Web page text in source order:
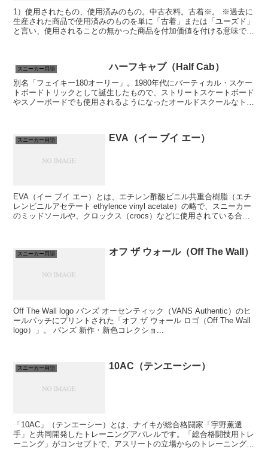
1）使用されたもの、使用済みのもの。中古衣料。古着※。 ※過去に
生産された商品で使用済みのものを単に「古着」または「ユーズド」
と言い、使用されることの無かった商品を付加価値を付ける意味で
スニーカー用語 ハーフキャブ（Half Cab）
別名「フェイキー180オーリー」。1980年代にバーティカル・スケー
トボードトリックとして誕生したもので、ストリートスケートボード
やスノーボードでも使用されるようになったオールドスクールなトリ
スニーカー用語 EVA（イー ブイ エー）
EVA（イー ブイ エー）とは、エチレン酢酸ビニル共重合樹脂（エチ
レンビニルアセテート ethylence vinyl acetate）の略で、スニーカー
のミッドソールや、クロックス（crocs）などに使用されている合成
スニーカー用語 オフ ザ ウォール（Off The Wall）
Off The Wall logo バンズ オーセンティック（VANS Authentic）のヒ
ールパッチにプリントされた「オフ ザ ウォール ロゴ（Off The Wall
logo）」。 バンズ 新作・新色コレクショ...
スニーカー用語 10AC（テンエーシー）
「10AC」（テンエーシー）とは、ナイキが総合格闘家「宇野薫選
手」と共同開発したトレーニングアパレルです。「総合格闘技用トレ
ーニング」がコンセプトで、アスリートの立場からのトレーニングに